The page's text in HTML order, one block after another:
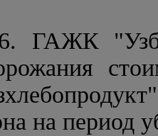
ГАЖК
на период